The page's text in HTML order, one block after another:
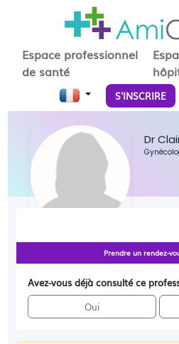
Espace professionnel
de santé
S'INSCRIRE
Dr
Prendre un rendez-
Avez-vous déjà consulté ce
Oui